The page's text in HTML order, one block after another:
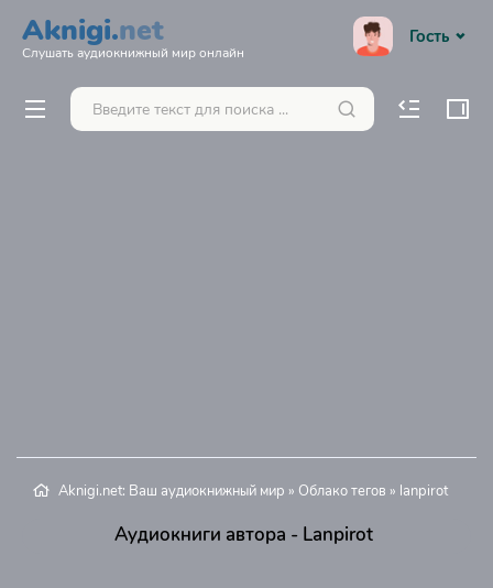
Aknigi.net
Слушать аудиокнижный мир онлайн
Гость
Aknigi.net: Ваш аудиокнижный мир » Облако тегов » lanpirot
Аудиокниги автора - Lanpirot